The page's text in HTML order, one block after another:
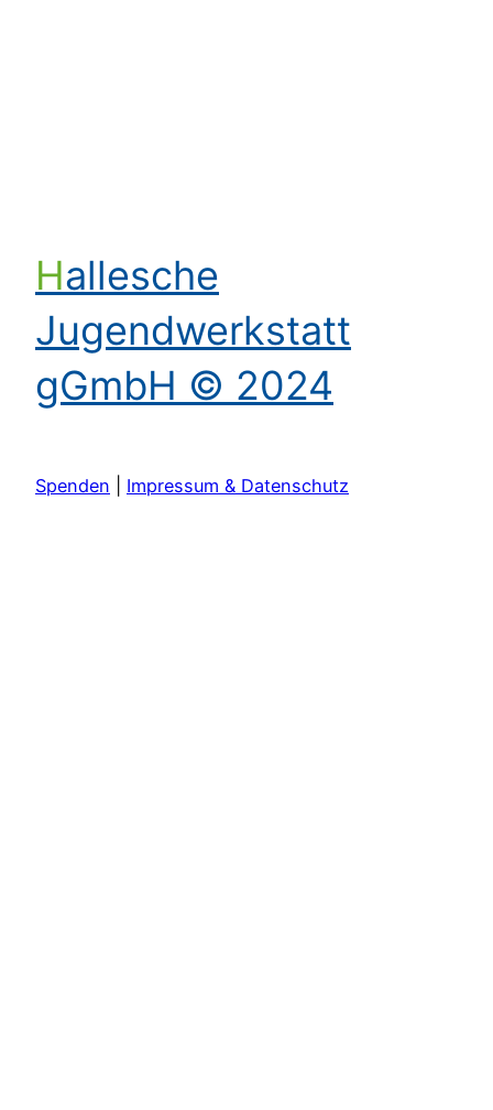
Hallesche
Jugendwerkstatt
gGmbH © 2024
Spenden Impressum & Datenschutz